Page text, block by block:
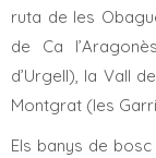
ruta de les
de Ca
d’Urgell), la Vall
Montgrat (les
Els banys de